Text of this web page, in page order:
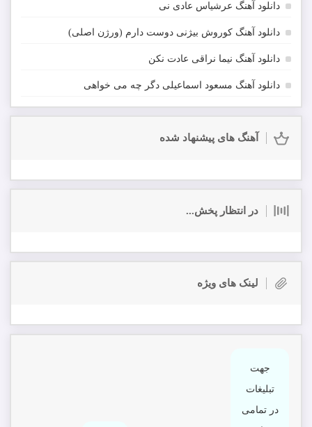
دانلود آهنگ عرشیاس عادی نی
دانلود آهنگ کوروش بیژنی دوست دارم (ورژن اصلی)
دانلود آهنگ نیما نراقی عادت نکن
دانلود آهنگ مسعود اسماعیلی دگر چه می خواهی
آهنگ های پیشنهاد شده
در انتظار پخش...
لینک های ویژه
جهت
تبلیغات
در تمامی